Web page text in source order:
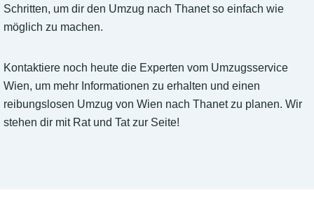
Schritten, um dir den Umzug nach Thanet so einfach wie
möglich zu machen.
Kontaktiere noch heute die Experten vom Umzugsservice
Wien, um mehr Informationen zu erhalten und einen
reibungslosen Umzug von Wien nach Thanet zu planen. Wir
stehen dir mit Rat und Tat zur Seite!